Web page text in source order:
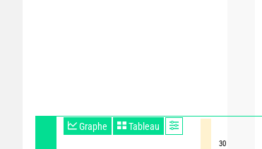
Graphe Tableau
30